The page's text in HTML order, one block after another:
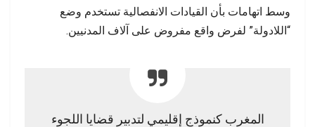
وسط اتهامات بأن القيادات الانفصالية تستخدم وضع
“اللادولة” لفرض واقع مفروض على آلاف المدنيين.
المغرب كنموذج إقليمي لتدبير قضايا اللجوء